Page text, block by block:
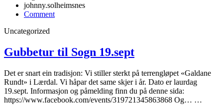
johnny.solheimsnes
Commenton
Uncategorized
Gubbetur til Sogn 19.sept
Det er snart ein tradisjon: Vi stiller sterkt på terrengløpet «Galdane
Rundt» i Lærdal. Vi håpar det same skjer i år. Dato er laurdag
19.sept. Informasjon og påmelding finn du på denne sida:
https://www.facebook.com/events/319721345863868 Og… …